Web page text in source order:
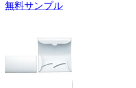
無料サンプル